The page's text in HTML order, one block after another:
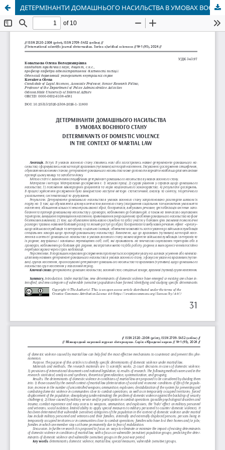
ДЕТЕРМІНАНТИ ДОМАШНЬОГО НАСИЛЬСТВА В УМОВАХ ВОЄННОГО СТАНУ